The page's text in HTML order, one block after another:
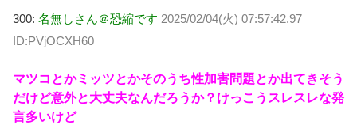
300: 名無しさん＠恐縮です 2025/02/04(火) 07:57:42.97
ID:PVjOCXH60
マツコとかミッツとかそのうち性加害問題とか出てきそう
だけど意外と大丈夫なんだろうか？けっこうスレスレな発
言多いけど